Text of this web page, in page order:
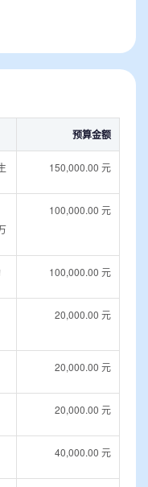
预算金额
150,000.00 元
100,000.00 元
100,000.00 元
20,000.00 元
20,000.00 元
20,000.00 元
40,000.00 元